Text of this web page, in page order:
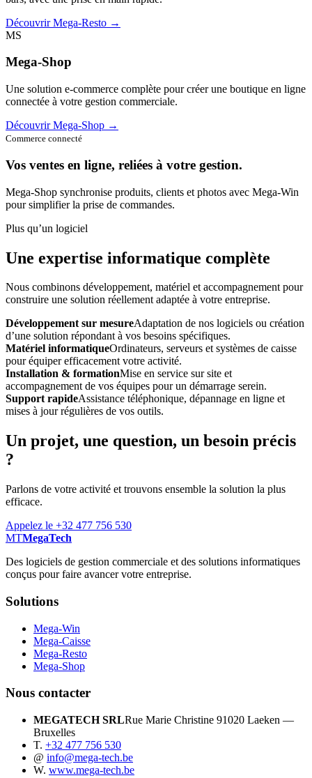
Découvrir Mega-Resto →
MS
Mega-Shop
Une solution e-commerce complète pour créer une boutique en ligne
connectée à votre gestion commerciale.
Découvrir Mega-Shop →
Commerce connecté
Vos ventes en ligne, reliées à votre gestion.
Mega-Shop synchronise produits, clients et photos avec Mega-Win
pour simplifier la prise de commandes.
Plus qu’un logiciel
Une expertise informatique complète
Nous combinons développement, matériel et accompagnement pour
construire une solution réellement adaptée à votre entreprise.
Développement sur mesureAdaptation de nos logiciels ou création
d’une solution répondant à vos besoins spécifiques.
Matériel informatiqueOrdinateurs, serveurs et systèmes de caisse
pour équiper efficacement votre activité.
Installation & formationMise en service sur site et
accompagnement de vos équipes pour un démarrage serein.
Support rapideAssistance téléphonique, dépannage en ligne et
mises à jour régulières de vos outils.
Un projet, une question, un besoin précis
?
Parlons de votre activité et trouvons ensemble la solution la plus
efficace.
Appelez le +32 477 756 530
MTMegaTech
Des logiciels de gestion commerciale et des solutions informatiques
conçus pour faire avancer votre entreprise.
Solutions
Mega-Win
Mega-Caisse
Mega-Resto
Mega-Shop
Nous contacter
MEGATECH SRLRue Marie Christine 91020 Laeken —
Bruxelles
T. +32 477 756 530
@ info@mega-tech.be
W. www.mega-tech.be